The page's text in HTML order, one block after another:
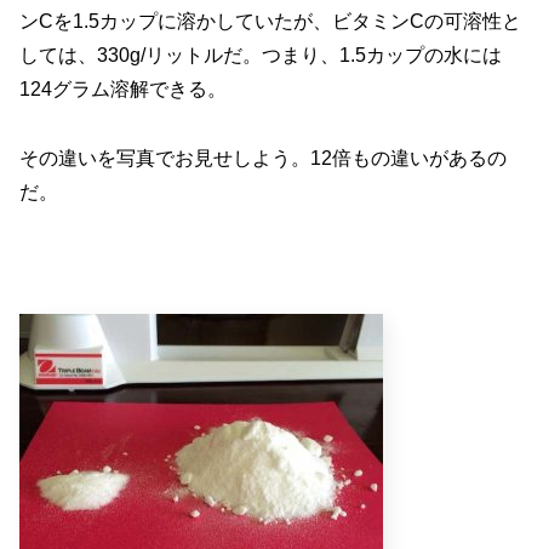
ンCを1.5カップに溶かしていたが、ビタミンCの可溶性と
しては、330g/リットルだ。つまり、1.5カップの水には
124グラム溶解できる。
その違いを写真でお見せしよう。12倍もの違いがあるの
だ。